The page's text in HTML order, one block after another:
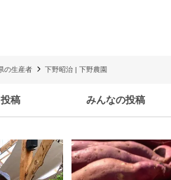
の生産者 下野昭治 | 下野農園
投稿 みんなの投稿